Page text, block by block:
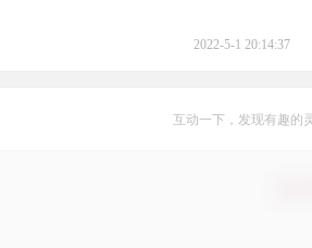
2022-5-1 20:14:37
互动一下，发现有趣的